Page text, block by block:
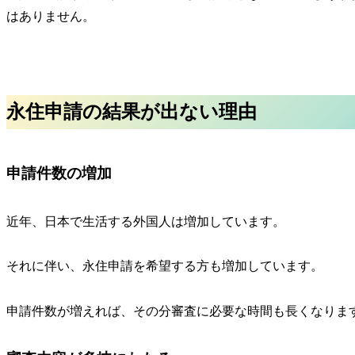
はありません。
永住申請の結果が出ない理由
申請件数の増加
近年、日本で生活する外国人は増加しています。
それに伴い、永住申請を希望する方も増加しています。
申請件数が増えれば、その分審査に必要な時間も長くなりま